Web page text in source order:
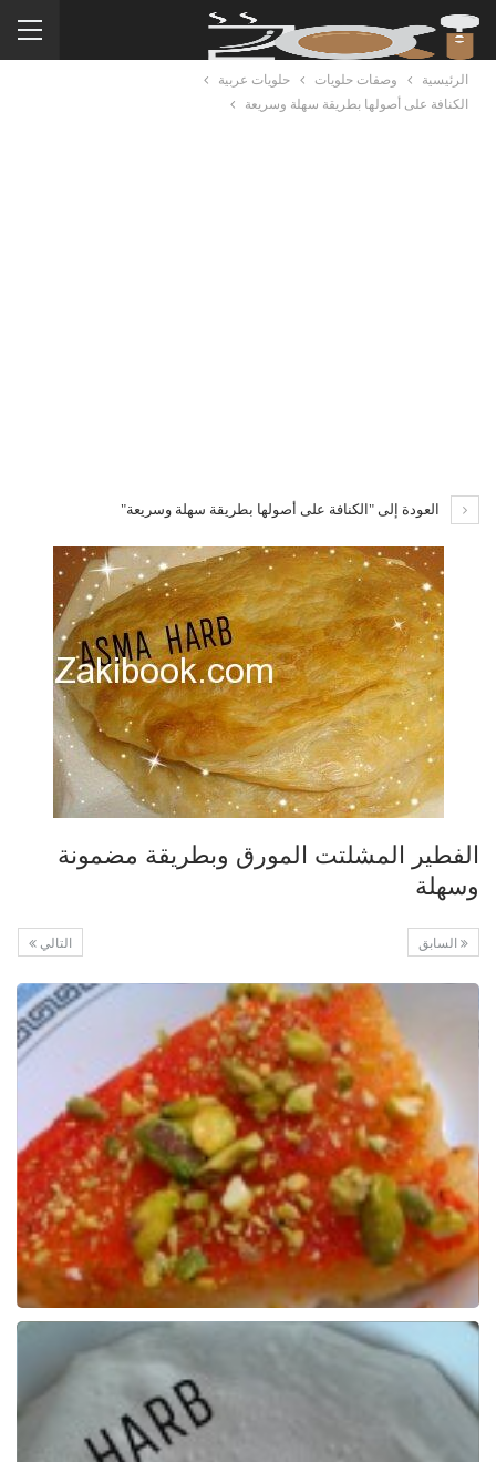
الرئيسية وصفات حلويات
حلويات عربية
الكنافة على أصولها بطريقة سهلة وسريعة
العودة إلى "الكنافة على أصولها بطريقة سهلة وسريعة"
الفطير المشلتت المورق وبطريقة مضمونة
وسهلة
التالي السابق